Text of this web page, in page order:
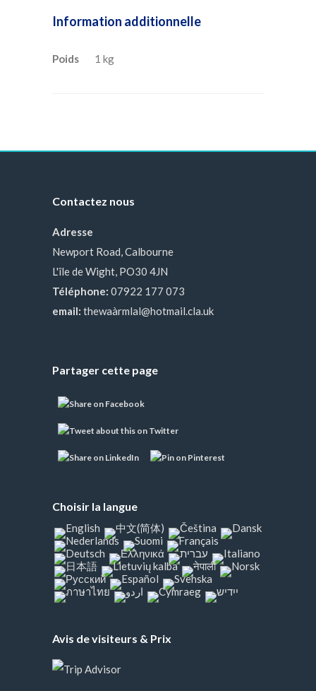
Information additionnelle
Poids 1 kg
Contactez nous
Adresse
Newport Road, Calbourne
L'île de Wight, PO30 4JN
Téléphone: 07922 177 073
email: thewaàrmlal@hotmail.cla.uk
Partager cette page
Choisir la langue
Avis de visiteurs & Prix